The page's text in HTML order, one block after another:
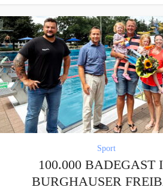
Sport
100.000 BADEGAST
BURGHAUSER